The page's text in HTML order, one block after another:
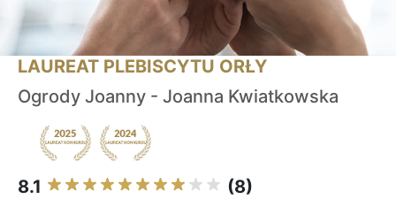
LAUREAT PLEBISCYTU ORŁY
Ogrody Joanny - Joanna Kwiatkowska
8.1 (8)